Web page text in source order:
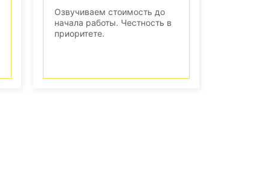
Озвучиваем стоимость до
начала работы. Честность в
приоритете.